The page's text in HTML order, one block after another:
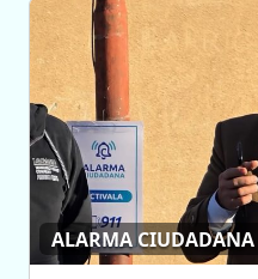
ALARMA CIUDADANA